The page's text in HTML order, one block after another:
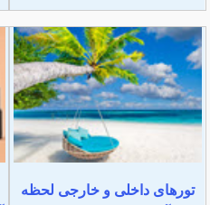
تورهای داخلی و خارجی لحظه